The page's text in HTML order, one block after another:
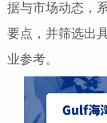
据与市场动态，
要点，并筛选出
业参考。